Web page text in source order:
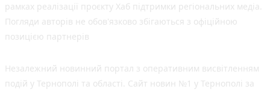
рамках реалізації проєкту Хаб підтримки регіональних медіа.
Погляди авторів не обов'язково збігаються з офіційною
позицією партнерів
Незалежний новинний портал з оперативним висвітленням
подій у Тернополі та області. Сайт новин №1 у Тернополі за